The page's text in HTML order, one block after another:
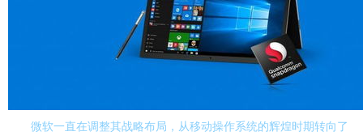
微软一直在调整其战略布局，从移动操作系统的辉煌时期转向了